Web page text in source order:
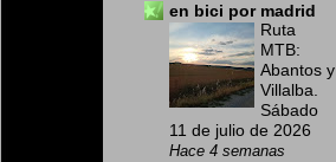
en bici por madrid
Ruta
MTB:
Abantos y
Villalba.
Sábado
11 de julio de 2026
Hace 4 semanas